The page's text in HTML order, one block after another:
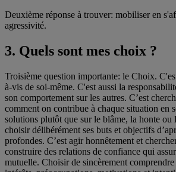
Deuxième réponse à trouver: mobiliser en
agressivité.
3. Quels sont mes choix ?
Troisième question importante: le Choix.
à-vis de soi-même. C'est aussi la
son comportement sur les autres. C’est
comment on contribue à chaque situation en
solutions plutôt que sur le blâme, la honte ou
choisir délibérément ses buts et objectifs
profondes. C’est agir honnêtement et
construire des relations de confiance qui
mutuelle. Choisir de sincèrement comprendre